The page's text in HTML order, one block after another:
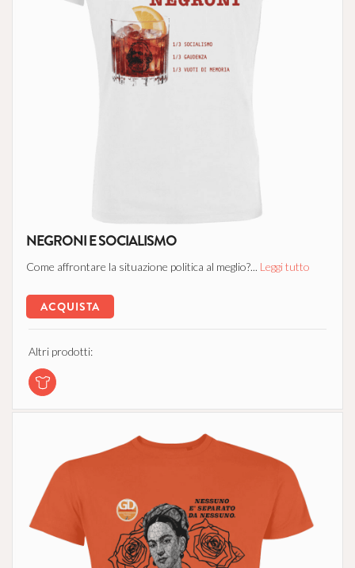
NEGRONI E SOCIALISMO
Come affrontare la situazione politica al meglio?... Leggi tutto
ACQUISTA
Altri prodotti: